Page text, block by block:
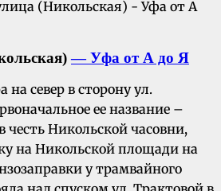
— Уфа от А до Я
на север в сторону ул.
ее название –
честь Никольской часовни,
на Никольской площади на
у трамвайного